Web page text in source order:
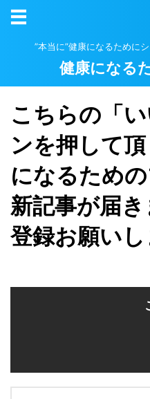
”本当に”健康になるために
健康になる
こちらの「
ンを押して
になるため
新記事が届き
登録お願いし